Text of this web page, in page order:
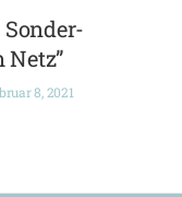
Sonder-
Netz”
8, 2021